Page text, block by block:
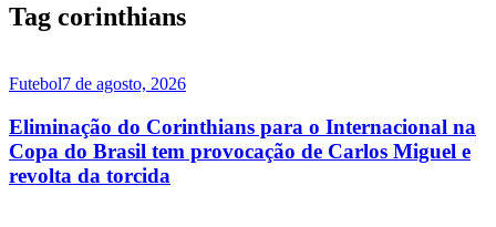
Tag corinthians
Futebol7 de agosto, 2026
Eliminação do Corinthians para o Internacional na
Copa do Brasil tem provocação de Carlos Miguel e
revolta da torcida